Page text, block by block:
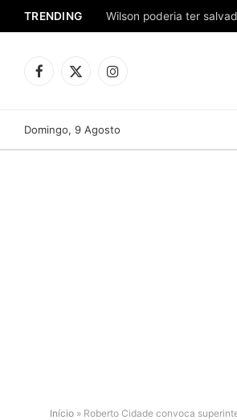
TRENDING
Facebook
X
Instagram
Domingo, 9 Agosto
Início » Roberto Cidade convoca